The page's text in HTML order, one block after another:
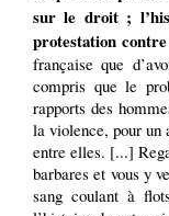
sur le droit ;
protestation
française que
compris que le
rapports des
la violence, pour un
entre elles. [...]
barbares et vous y
sang coulant à